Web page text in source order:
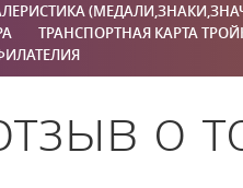
ТРАНСПОРТНАЯ КАРТА
о